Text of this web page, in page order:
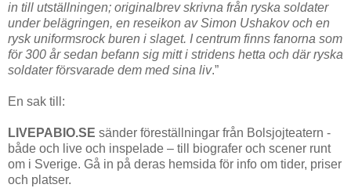
in till utställningen; originalbrev skrivna från ryska soldater
under belägringen, en reseikon av Simon Ushakov och en
rysk uniformsrock buren i slaget. I centrum finns fanorna som
för 300 år sedan befann sig mitt i stridens hetta och där ryska
soldater försvarade dem med sina liv.”
En sak till:
LIVEPABIO.SE sänder föreställningar från Bolsjojteatern -
både och live och inspelade – till biografer och scener runt
om i Sverige. Gå in på deras hemsida för info om tider, priser
och platser.